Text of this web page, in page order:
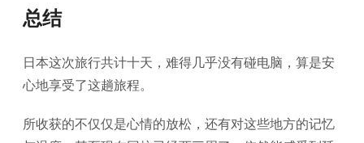
总结
日本这次旅行共计十天，难得几乎没有碰电脑，算是安
心地享受了这趟旅程。
所收获的不仅仅是心情的放松，还有对这些地方的记忆